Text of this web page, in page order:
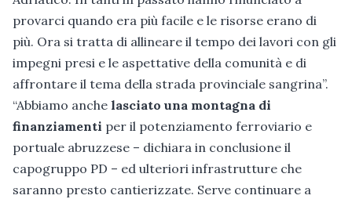
provarci quando era più facile e le risorse erano di
più. Ora si tratta di allineare il tempo dei lavori con gli
impegni presi e le aspettative della comunità e di
affrontare il tema della strada provinciale sangrina”.
“Abbiamo anche lasciato una montagna di
finanziamenti per il potenziamento ferroviario e
portuale abruzzese – dichiara in conclusione il
capogruppo PD – ed ulteriori infrastrutture che
saranno presto cantierizzate. Serve continuare a